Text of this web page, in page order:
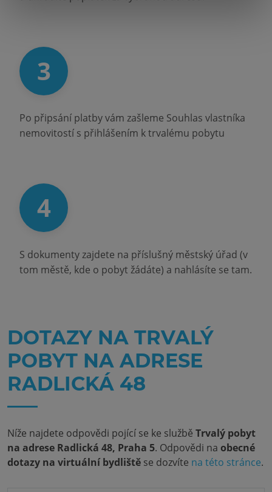
3
Po připsání platby vám zašleme Souhlas vlastníka
nemovitostí s přihlášením k trvalému pobytu
4
S dokumenty zajdete na příslušný městský úřad (v
tom městě, kde o pobyt žádáte) a nahlásíte se tam.
DOTAZY NA TRVALÝ
POBYT NA ADRESE
RADLICKÁ 48
Níže najdete odpovědi pojící se ke službě Trvalý pobyt
na adrese Radlická 48, Praha 5. Odpovědi na obecné
dotazy na virtuální bydliště se dozvíte na této stránce.